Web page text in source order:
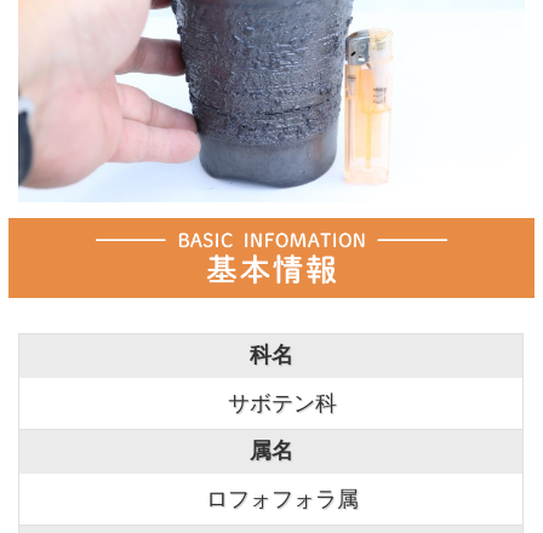
科名
サボテン科
属名
ロフォフォラ属